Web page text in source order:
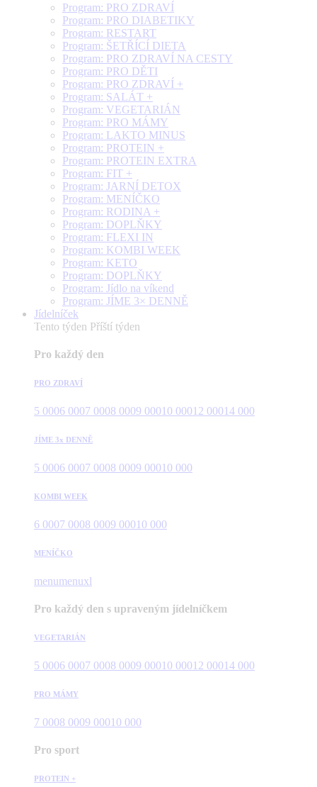
Program: PRO ZDRAVÍ
Program: PRO DIABETIKY
Program: RESTART
Program: ŠETŘÍCÍ DIETA
Program: PRO ZDRAVÍ NA CESTY
Program: PRO DĚTI
Program: PRO ZDRAVÍ +
Program: SALÁT +
Program: VEGETARIÁN
Program: PRO MÁMY
Program: LAKTO MINUS
Program: PROTEIN +
Program: PROTEIN EXTRA
Program: FIT +
Program: JARNÍ DETOX
Program: MENÍČKO
Program: RODINA +
Program: DOPLŇKY
Program: FLEXI IN
Program: KOMBI WEEK
Program: KETO
Program: DOPLŇKY
Program: Jídlo na víkend
Program: JÍME 3× DENNĚ
Jídelníček
Tento týden Příští týden
Pro každý den
PRO ZDRAVÍ
5 0006 0007 0008 0009 00010 00012 00014 000
JÍME 3x DENNĚ
5 0006 0007 0008 0009 00010 000
KOMBI WEEK
6 0007 0008 0009 00010 000
MENÍČKO
menumenuxl
Pro každý den s upraveným jídelníčkem
VEGETARIÁN
5 0006 0007 0008 0009 00010 00012 00014 000
PRO MÁMY
7 0008 0009 00010 000
Pro sport
PROTEIN +